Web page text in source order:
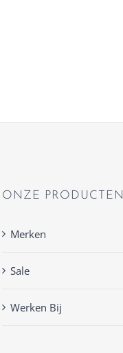
ONZE PRODUCTEN
Merken
Sale
Werken Bij